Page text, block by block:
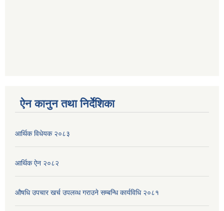
ऐन कानुन तथा निर्देशिका
आर्थिक विधेयक २०८३
आर्थिक ऐन २०८२
औषधि उपचार खर्च उपलव्ध गराउने सम्बन्धि कार्यविधि २०८१